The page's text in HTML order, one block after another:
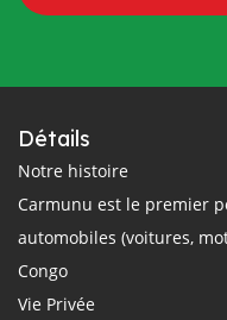
Détails
Notre histoire
Carmunu est le premier
automobiles (voitures,
Congo
Vie Privée